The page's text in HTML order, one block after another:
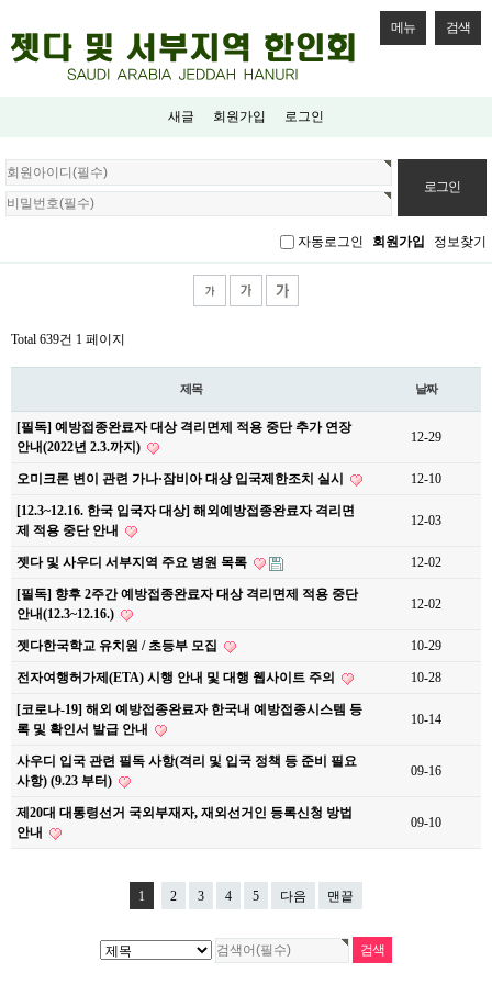
메뉴 검색
새글 회원가입 로그인
회
원
로
자동로그인 회원가입 정보찾기
Total 639건 1 페이지
제목 날짜
[필독] 예방접종완료자 대상 격리면제 적용 중단 추가 연장
안내(2022년 2.3.까지)
12-29
오미크론 변이 관련 가나·잠비아 대상 입국제한조치 실시 12-10
[12.3~12.16. 한국 입국자 대상] 해외예방접종완료자 격리면
제 적용 중단 안내
12-03
젯다 및 사우디 서부지역 주요 병원 목록 12-02
[필독] 향후 2주간 예방접종완료자 대상 격리면제 적용 중단
안내(12.3~12.16.)
12-02
젯다한국학교 유치원 / 초등부 모집 10-29
전자여행허가제(ETA) 시행 안내 및 대행 웹사이트 주의 10-28
[코로나-19] 해외 예방접종완료자 한국내 예방접종시스템 등
록 및 확인서 발급 안내
10-14
사우디 입국 관련 필독 사항(격리 및 입국 정책 등 준비 필요
사항) (9.23 부터)
09-16
제20대 대통령선거 국외부재자, 재외선거인 등록신청 방법
안내
09-10
1 2 3 4 5 다음 맨끝